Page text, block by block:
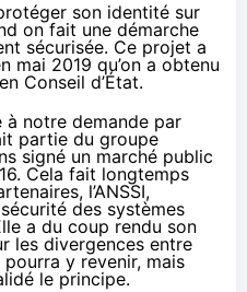
son identité sur
on fait une démarche
sécurisée. Ce projet a
mai 2019 qu’on a obtenu
Conseil d’État.
à notre demande par
partie du groupe
signé un marché public
Cela fait longtemps
l’ANSSI,
des systèmes
a du coup rendu son
les divergences entre
y revenir, mais
le principe.